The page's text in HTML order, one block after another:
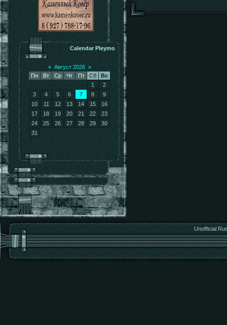
Calendar Pleymo
« Август 2026 »
Пн
Вт Ср Чт Пт Сб
Вс
1
2
3
4 5 6 7 8
9
10
11 12 13 14 15
16
17
18 19 20 21 22
23
24
25 26 27 28 29
30
31
Unofficial